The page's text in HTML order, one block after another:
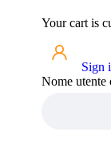
Your cart is
Sign
Nome utente